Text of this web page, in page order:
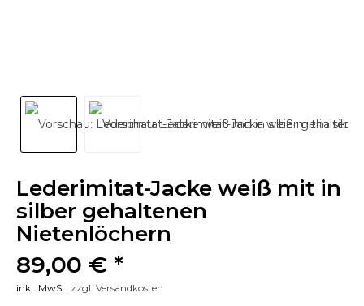
Lederimitat-Jacke weiß mit in
silber gehaltenen
Nietenlöchern
89,00 € *
inkl. MwSt. zzgl. Versandkosten